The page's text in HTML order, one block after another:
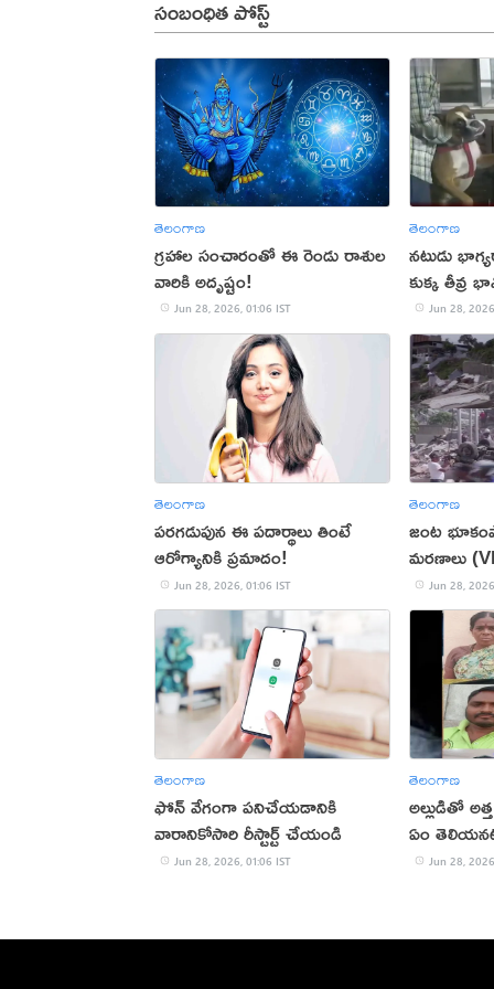
సంబంధిత పోస్ట్
తెలంగాణ
గ్రహాల సంచారంతో ఈ రెండు రాశుల
వారికి అదృష్టం!
Jun 28, 2026, 01:06 IST
తెలంగాణ
నటుడు
కుక్క తీవ్ర
Jun 28,
తెలంగాణ
పరగడుపున ఈ పదార్థాలు తింటే
ఆరోగ్యానికి ప్రమాదం!
Jun 28, 2026, 01:06 IST
తెలంగాణ
జంట
మరణాలు
Jun 28,
తెలంగాణ
ఫోన్ వేగంగా పనిచేయడానికి
వారానికోసారి రీస్టార్ట్ చేయండి
Jun 28, 2026, 01:06 IST
తెలంగాణ
అల్లుడితో
ఏం
Jun 28,